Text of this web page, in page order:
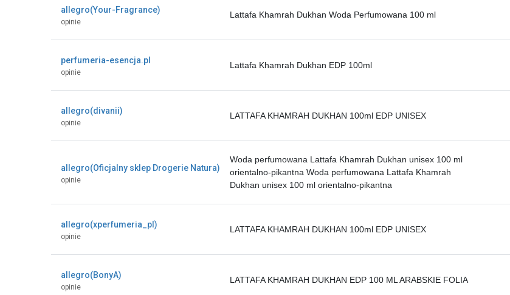
allegro(Your-Fragrance)
opinie
Lattafa Khamrah Dukhan Woda Perfumowana 100 ml
perfumeria-esencja.pl
opinie
Lattafa Khamrah Dukhan EDP 100ml
allegro(divanii)
opinie
LATTAFA KHAMRAH DUKHAN 100ml EDP UNISEX
allegro(Oficjalny sklep Drogerie Natura)
opinie
Woda perfumowana Lattafa Khamrah Dukhan unisex 100 ml
orientalno-pikantna Woda perfumowana Lattafa Khamrah
Dukhan unisex 100 ml orientalno-pikantna
allegro(xperfumeria_pl)
opinie
LATTAFA KHAMRAH DUKHAN 100ml EDP UNISEX
allegro(BonyA)
opinie
LATTAFA KHAMRAH DUKHAN EDP 100 ML ARABSKIE FOLIA